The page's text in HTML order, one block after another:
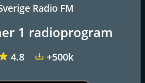
Närradio 101.1
Radio FM
1 radioprogram
4.8 +500k